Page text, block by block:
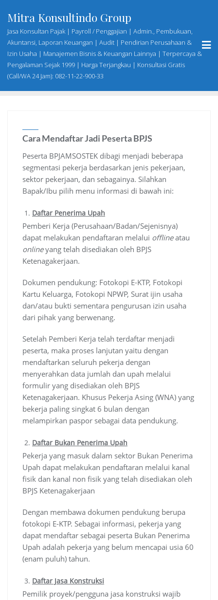
content
Mitra Konsultindo Group
Jasa Konsultan Pajak | Payroll / Penggajian | Admin., Pembukuan,
Akuntansi, Laporan Keuangan | Audit | Pendirian Perusahaan &
Izin Usaha | Manajemen Bisnis & Keuangan Lainnya | Terpercaya &
Pengalaman Sejak 1999 | Harga Terjangkau | Konsultasi Gratis
(Call/WA 24 Jam): 082-11-22-900-33
Cara Mendaftar Jadi Peserta BPJS
Peserta BPJAMSOSTEK dibagi menjadi beberapa
segmentasi pekerja berdasarkan jenis pekerjaan,
sektor pekerjaan, dan sebagainya. Silahkan
Bapak/Ibu pilih menu informasi di bawah ini:
Daftar Penerima Upah
Pemberi Kerja (Perusahaan/Badan/Sejenisnya)
dapat melakukan pendaftaran melalui offlineatau
onlineyang telah disediakan oleh BPJS
Ketenagakerjaan.
Dokumen pendukung: Fotokopi E-KTP, Fotokopi
Kartu Keluarga, Fotokopi NPWP, Surat ijin usaha
dan/atau bukti sementara pengurusan izin usaha
dari pihak yang berwenang.
Setelah Pemberi Kerja telah terdaftar menjadi
peserta, maka proses lanjutan yaitu dengan
mendaftarkan seluruh pekerja dengan
menyerahkan data jumlah dan upah melalui
formulir yang disediakan oleh BPJS
Ketenagakerjaan. Khusus Pekerja Asing (WNA) yang
bekerja paling singkat 6 bulan dengan
melampirkan paspor sebagai data pendukung.
Daftar Bukan Penerima Upah
Pekerja yang masuk dalam sektor Bukan Penerima
Upah dapat melakukan pendaftaran melalui kanal
fisik dan kanal non fisik yang telah disediakan oleh
BPJS Ketenagakerjaan
Dengan membawa dokumen pendukung berupa
fotokopi E-KTP. Sebagai informasi, pekerja yang
dapat mendaftar sebagai peserta Bukan Penerima
Upah adalah pekerja yang belum mencapai usia 60
(enam puluh) tahun.
Daftar Jasa Konstruksi
Pemilik proyek/pengguna jasa konstruksi wajib